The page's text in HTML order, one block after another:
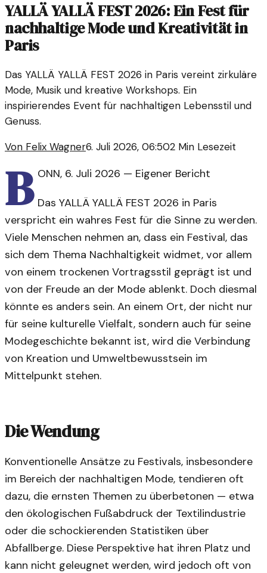
YALLÄ YALLÄ FEST 2026: Ein Fest für
nachhaltige Mode und Kreativität in
Paris
Das YALLÄ YALLÄ FEST 2026 in Paris vereint zirkuläre
Mode, Musik und kreative Workshops. Ein
inspirierendes Event für nachhaltigen Lebensstil und
Genuss.
Von Felix Wagner6. Juli 2026, 06:502 Min Lesezeit
B ONN, 6. Juli 2026 — Eigener Bericht
Das YALLÄ YALLÄ FEST 2026 in Paris
verspricht ein wahres Fest für die Sinne zu werden.
Viele Menschen nehmen an, dass ein Festival, das
sich dem Thema Nachhaltigkeit widmet, vor allem
von einem trockenen Vortragsstil geprägt ist und
von der Freude an der Mode ablenkt. Doch diesmal
könnte es anders sein. An einem Ort, der nicht nur
für seine kulturelle Vielfalt, sondern auch für seine
Modegeschichte bekannt ist, wird die Verbindung
von Kreation und Umweltbewusstsein im
Mittelpunkt stehen.
Die Wendung
Konventionelle Ansätze zu Festivals, insbesondere
im Bereich der nachhaltigen Mode, tendieren oft
dazu, die ernsten Themen zu überbetonen — etwa
den ökologischen Fußabdruck der Textilindustrie
oder die schockierenden Statistiken über
Abfallberge. Diese Perspektive hat ihren Platz und
kann nicht geleugnet werden, wird jedoch oft von